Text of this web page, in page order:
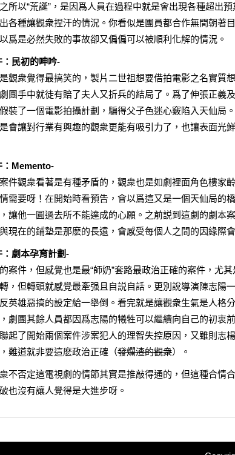
所以“荒誕”，是因爲人員在過程中就是會出現各種超出
各種讓觀衆捏汗的情況。你看似是團員都合作無間朝著
爲是必然失敗的事故卻又偏偏可以被順利化解的情況。
民初的呻吟-
觀衆覺得最搞笑的，製片二世祖想要借拍電影之名實質
團手中就徒有賠了夫人又折兵的結局了。爲了伸張正義
裝了一個電影拍攝計劃，騙得父子色迷心竅陷入天仙局
會讓對行業有興趣的觀衆更能有吸引力了，也讓表面光
：Memento-
件觀衆看著是有種矛盾的，觀衆也是如劇裡面角色樓家
需要呀！在開始時看預告，會以爲這又是一個天仙局的
讓他一圓過去所不能達成的心願。之前説到這劇的劇本
現在的鋪墊是那麽的長遠，會感受每個人之間的因緣際
劇本孕育計劃-
案件，但感覺也是最“師奶”套路最政治正確的案件，尤
，但轉頭就感覺最牽强且自説自話。更別說導演陳志陽
英雄惡搞的設定給一舉倒。看完就是讓觀衆生氣是人格
劇團其餘人員都因爲志陽的犧牲可以繼續向自己的初衷
起了開始兩個案件涉案犯人的理智失控原因，又雖則志
道就非要這麽政治正確（發爛渣的觀衆）。
不否定這電視劇的情節其實是推敲得通的，但這種合情
也沒有讓人覺得是大進步呀。